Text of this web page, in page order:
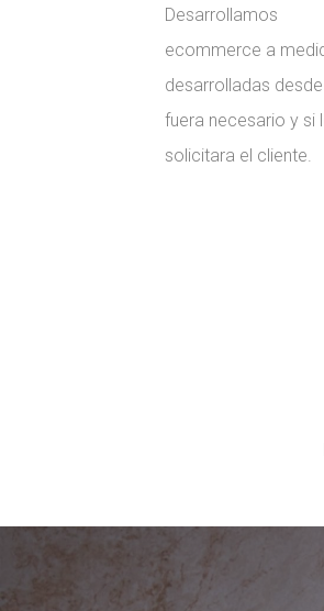
Desarrollamos
ecommerce a
desarrolladas
fuera necesario y si
solicitara el cliente.